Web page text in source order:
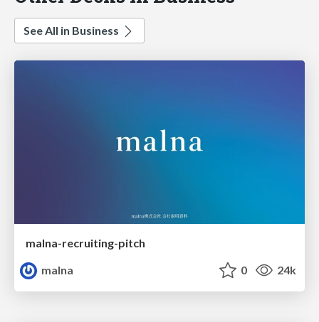
See All in Business
malna-recruiting-pitch
malna
0 24k